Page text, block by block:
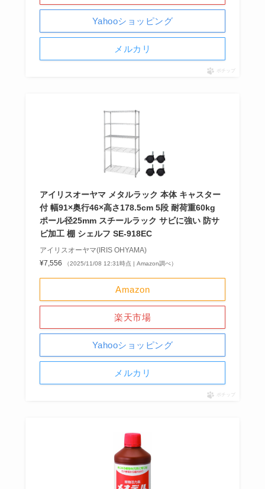
Yahooショッピング
メルカリ
ポチップ
アイリスオーヤマ メタルラック 本体 キャスター
付 幅91×奥行46×高さ178.5cm 5段 耐荷重60kg
ポール径25mm スチールラック サビに強い 防サ
ビ加工 棚 シェルフ SE-918EC
アイリスオーヤマ(IRIS OHYAMA)
¥7,556
（2025/11/08 12:31時点 | Amazon調べ）
Amazon
楽天市場
Yahooショッピング
メルカリ
ポチップ